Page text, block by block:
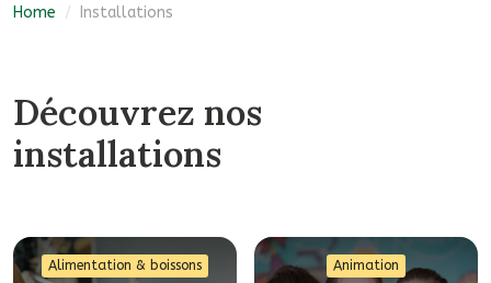
Home / Installations
Découvrez nos
installations
Alimentation & boissons Animation